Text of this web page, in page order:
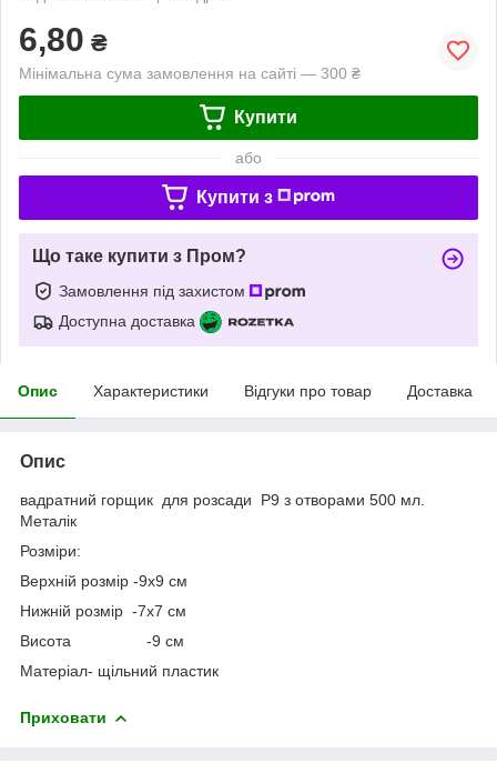
6,80 ₴
Мінімальна сума замовлення на сайті — 300 ₴
Купити
або
Купити з
Що таке купити з Пром?
Замовлення під захистом
Доступна доставка
Опис Характеристики Відгуки про товар Доставка
Опис
вадратний горщик для розсади Р9 з отворами 500 мл.
Металік
Розміри:
Верхній розмір -9х9 см
Нижній розмір -7х7 см
Висота -9 см
Матеріал- щільний пластик
Приховати